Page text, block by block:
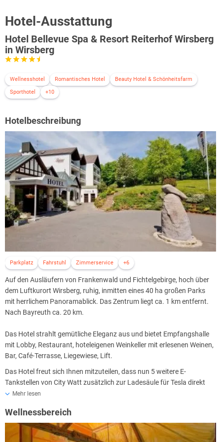
Hotel-Ausstattung
Hotel Bellevue Spa & Resort Reiterhof Wirsberg
in Wirsberg
Wellnesshotel Romantisches Hotel
Beauty Hotel & Schönheitsfarm
Sporthotel
+10
Hotelbeschreibung
Parkplatz Fahrstuhl Zimmerservice +6
Auf den Ausläufern von Frankenwald und Fichtelgebirge, hoch über
dem Luftkurort Wirsberg, ruhig, inmitten eines 40 ha großen Parks
mit herrlichem Panoramablick. Das Zentrum liegt ca. 1 km entfernt.
Nach Bayreuth ca. 20 km.
Das Hotel strahlt gemütliche Eleganz aus und bietet Empfangshalle
mit Lobby, Restaurant, hoteleigenen Weinkeller mit erlesenen Weinen,
Bar, Café-Terrasse, Liegewiese, Lift.
Das Hotel freut sich Ihnen mitzuteilen, dass nun 5 weitere E-
Tankstellen von City Watt zusätzlich zur Ladesäule für Tesla direkt
vor dem Hotel & Restaurant in Betrieb genommen wurden. Sie
Anbieters und mit Ihrem E-Ladekabel, Ihr Fahrzeug während des
Hotelaufenthaltes oder während Ihres Wellness- oder
Restaurantbesuches laden.
Mehr lesen
Wellnessbereich